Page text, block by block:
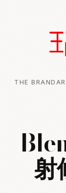
THE BRAND
射